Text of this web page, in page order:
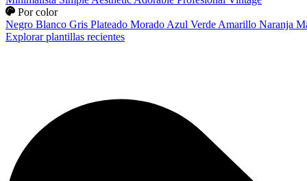
Por color
Negro Blanco Gris Plateado Morado Azul Verde Amarillo Naranja
Explorar plantillas recientes